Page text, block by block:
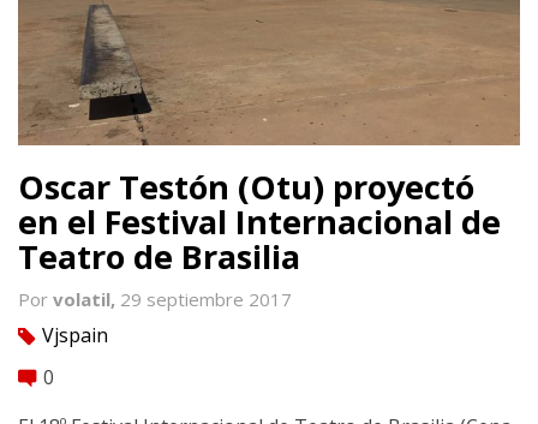
Oscar Testón (Otu) proyectó
en el Festival Internacional de
Teatro de Brasilia
Por volatil, 29 septiembre 2017
tag Vjspain
comment 0